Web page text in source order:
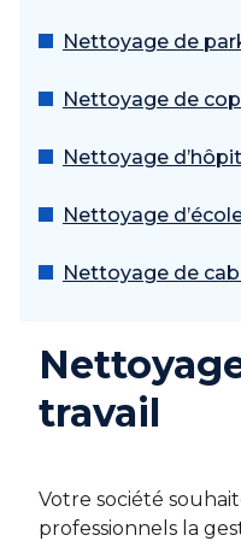
Nettoyage de
Nettoyage de
Nettoyage
Nettoyage
Nettoyage de
travail
Votre société
professionnels la